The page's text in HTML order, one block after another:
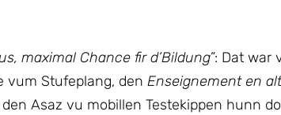
maximal Chance fir d’Bildung”: Dat war
vum Stufeplang, den Enseignement en
Asaz vu mobillen Testekippen hunn